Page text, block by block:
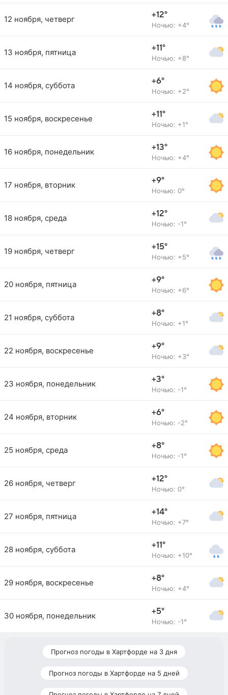
12 ноября, четверг +12°
Ночью: +4°
13 ноября, пятница +11°
Ночью: +8°
14 ноября, суббота +6°
Ночью: +2°
15 ноября, воскресенье +11°
Ночью: +1°
16 ноября, понедельник +13°
Ночью: +4°
17 ноября, вторник +9°
Ночью: 0°
18 ноября, среда +12°
Ночью: -1°
19 ноября, четверг +15°
Ночью: +5°
20 ноября, пятница +9°
Ночью: +6°
21 ноября, суббота +8°
Ночью: +1°
22 ноября, воскресенье +9°
Ночью: +3°
23 ноября, понедельник +3°
Ночью: -1°
24 ноября, вторник +6°
Ночью: -2°
25 ноября, среда +8°
Ночью: -1°
26 ноября, четверг +12°
Ночью: 0°
27 ноября, пятница +14°
Ночью: +7°
28 ноября, суббота +11°
Ночью: +10°
29 ноября, воскресенье +8°
Ночью: +4°
30 ноября, понедельник +5°
Ночью: -1°
Прогноз погоды в Хартфорде на 3 дня
Прогноз погоды в Хартфорде на 5 дней